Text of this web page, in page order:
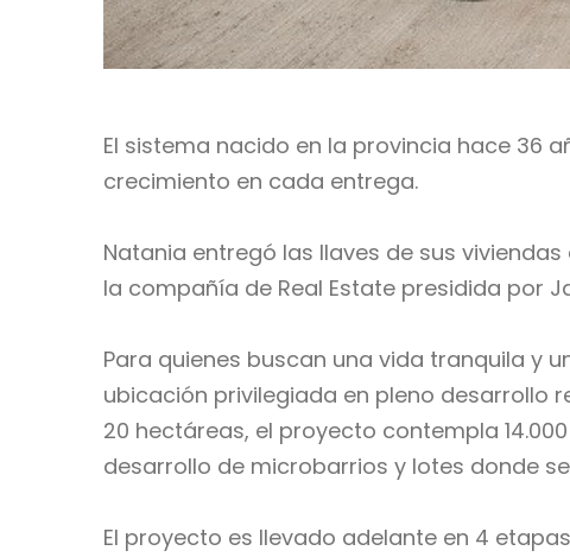
El sistema nacido en la provincia hace 36
crecimiento en cada entrega.
Natania entregó las llaves de sus
la compañía de Real Estate presidida por
Para quienes buscan una vida tranquila y
ubicación privilegiada en pleno desarrollo
20 hectáreas, el proyecto contempla
desarrollo de microbarrios y lotes donde
El proyecto es llevado adelante en 4